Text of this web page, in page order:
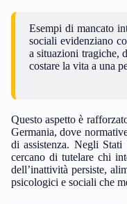
Esempi di mancato
sociali evidenziano
a situazioni tragiche,
costare la vita a una
Questo aspetto è
Germania, dove
di assistenza. Negli
cercano di tutelare chi
dell’inattività persiste,
psicologici e sociali che